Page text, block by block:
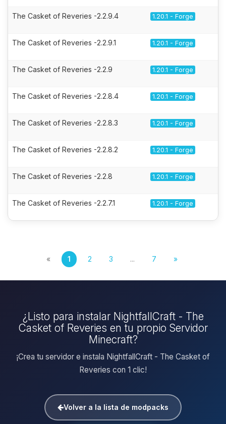
The Casket of Reveries -2.2.9.4 1.20.1 - Forge
The Casket of Reveries -2.2.9.1 1.20.1 - Forge
The Casket of Reveries -2.2.9 1.20.1 - Forge
The Casket of Reveries -2.2.8.4 1.20.1 - Forge
The Casket of Reveries -2.2.8.3 1.20.1 - Forge
The Casket of Reveries -2.2.8.2 1.20.1 - Forge
The Casket of Reveries -2.2.8 1.20.1 - Forge
The Casket of Reveries -2.2.7.1 1.20.1 - Forge
« 1 2 3 ... 7 »
¿Listo para instalar NightfallCraft - The
Casket of Reveries en tu propio Servidor
Minecraft?
¡Crea tu servidor e instala NightfallCraft - The Casket of
Reveries con 1 clic!
Volver a la lista de modpacks